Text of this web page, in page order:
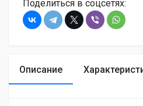
Поделиться в соцсетях:
Описание